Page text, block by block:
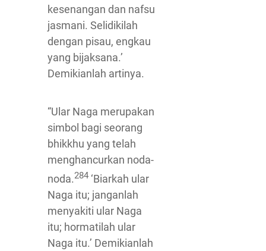
kesenangan dan nafsu
jasmani. Selidikilah
dengan pisau, engkau
yang bijaksana.’
Demikianlah artinya.
“Ular Naga merupakan
simbol bagi seorang
bhikkhu yang telah
menghancurkan noda-
noda.284 ‘Biarkah ular
Naga itu; janganlah
menyakiti ular Naga
itu; hormatilah ular
Naga itu.’ Demikianlah